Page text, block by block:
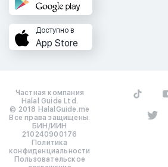
Доступно в
App Store
Частная компания
Halal Guide Ltd.
© 2018 HalalGuide.me
Все права защищены.
БИН/ИИН
210240900176
Политика
конфиденциальности
Пользовательское